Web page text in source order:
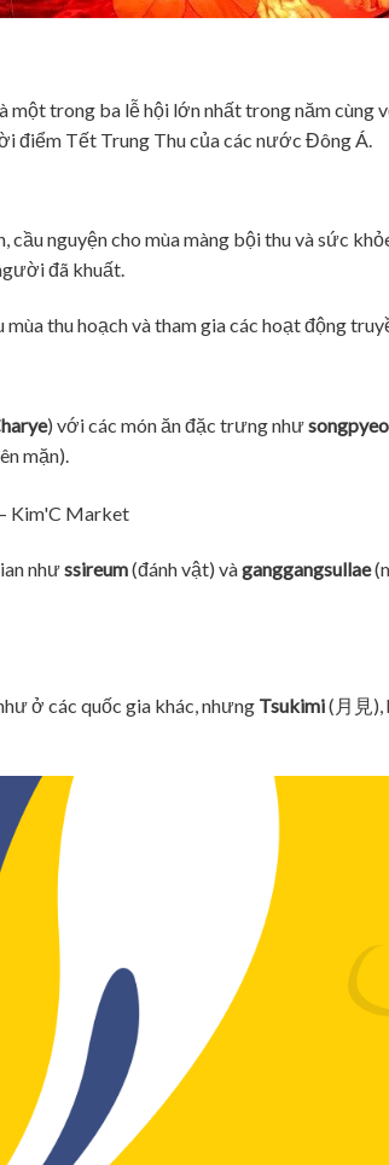
một trong ba lễ hội lớn nhất trong năm cùng
điểm Tết Trung Thu của các nước Đông Á.
nguyện cho mùa màng bội thu và sức
đã khuất.
thu hoạch và tham gia các hoạt động
) với các món ăn đặc trưng như
mặn).
nhưssireum(đánh vật) vàganggangsullae
ở các quốc gia khác, nhưng Tsukimi(月見),